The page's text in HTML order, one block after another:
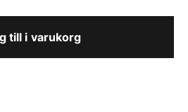
till i varukorg